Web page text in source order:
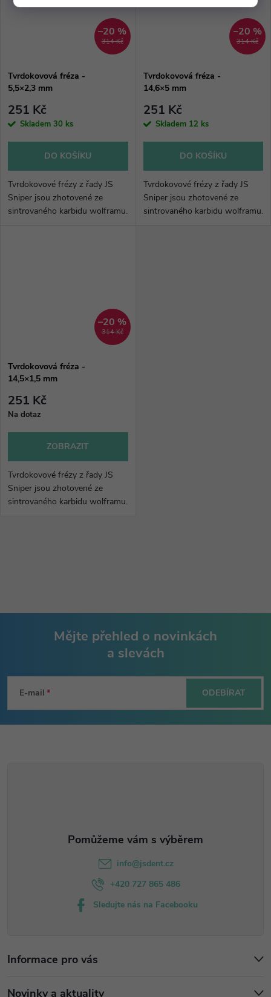
314 Kč
–20 %
Tvrdokovová fréza -
5,5×2,3 mm
251 Kč
Skladem 30 ks
DO KOŠÍKU
Tvrdokovové frézy z řady JS
Sniper jsou zhotovené ze
sintrovaného karbidu wolframu.
314 Kč
–20 %
Tvrdokovová fréza -
14,6×5 mm
251 Kč
Skladem 12 ks
DO KOŠÍKU
Tvrdokovové frézy z řady JS
Sniper jsou zhotovené ze
sintrovaného karbidu wolframu.
314 Kč
–20 %
Tvrdokovová fréza -
14,5×1,5 mm
251 Kč
Na dotaz
ZOBRAZIT
Tvrdokovové frézy z řady JS
Sniper jsou zhotovené ze
sintrovaného karbidu wolframu.
a
í
s
u
p
Mějte přehled o novinkách
a slevách
E-mail ODEBÍRAT
Informace pro vás
Novinky a aktuality
info@jsdent.cz
+420 727 865 486
Sledujte nás na Facebooku